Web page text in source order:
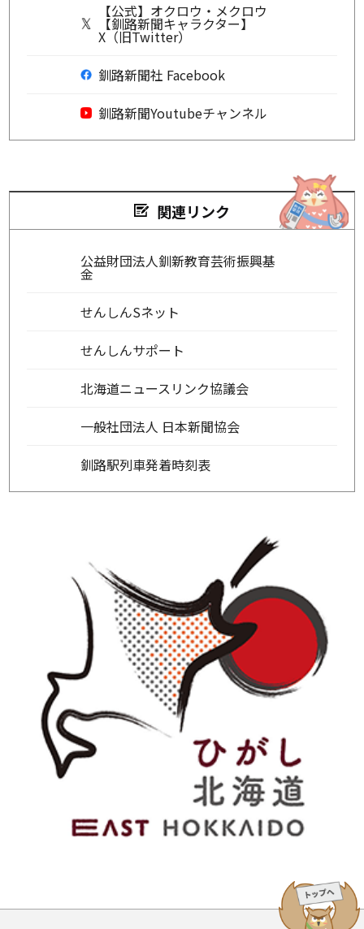
【公式】オクロウ・メクロウ
【釧路新聞キャラクター】
X（旧Twitter）
釧路新聞社 Facebook
釧路新聞Youtubeチャンネル
関連リンク
公益財団法人釧新教育芸術振興基
金
せんしんSネット
せんしんサポート
北海道ニュースリンク協議会
一般社団法人 日本新聞協会
釧路駅列車発着時刻表